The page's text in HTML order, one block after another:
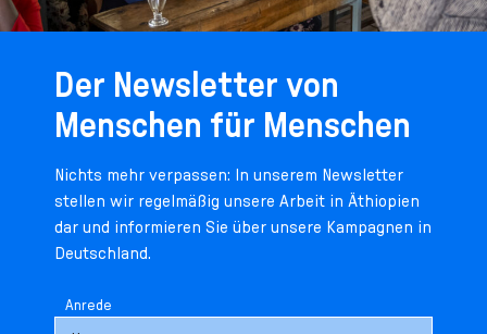
Der Newsletter von
Menschen für Menschen
Nichts mehr verpassen: In unserem Newsletter
stellen wir regelmäßig unsere Arbeit in Äthiopien
dar und informieren Sie über unsere Kampagnen in
Deutschland.
Anrede